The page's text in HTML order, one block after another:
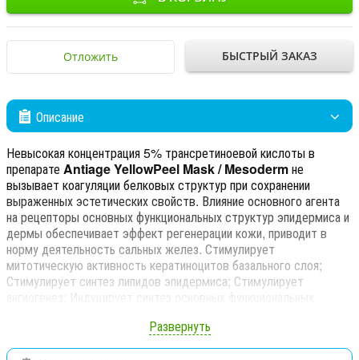
Отложить БЫСТРЫЙ ЗАКАЗ
Описание
Невысокая концентрация 5% трансретиноевой кислоты в
препаратеAntiage YellowPeel Mask / Mesodermне
вызывает коагуляции белковых структур при сохранении
выраженных эстетических свойств. Влияние основного агента
на рецепторы основных функциональных структур эпидермиса и
дермы обеспечивает эффект регенерации кожи, приводит в
норму деятельность сальных желез. Стимулирует
митотическую активность кератиноцитов базального слоя;
Стимулирует синтез липидов эпидермиса; Стимулирует
ангиогенез; Индуцирует синтез основных функциональных
дифференцировки и кератинизации в эпидермисе; Подавляет
синтез меланина.
Развернуть